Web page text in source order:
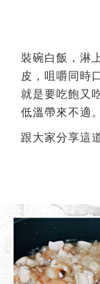
裝碗白飯，淋
皮，咀嚼同時
就是要吃飽又
低溫帶來不適。
跟大家分享這